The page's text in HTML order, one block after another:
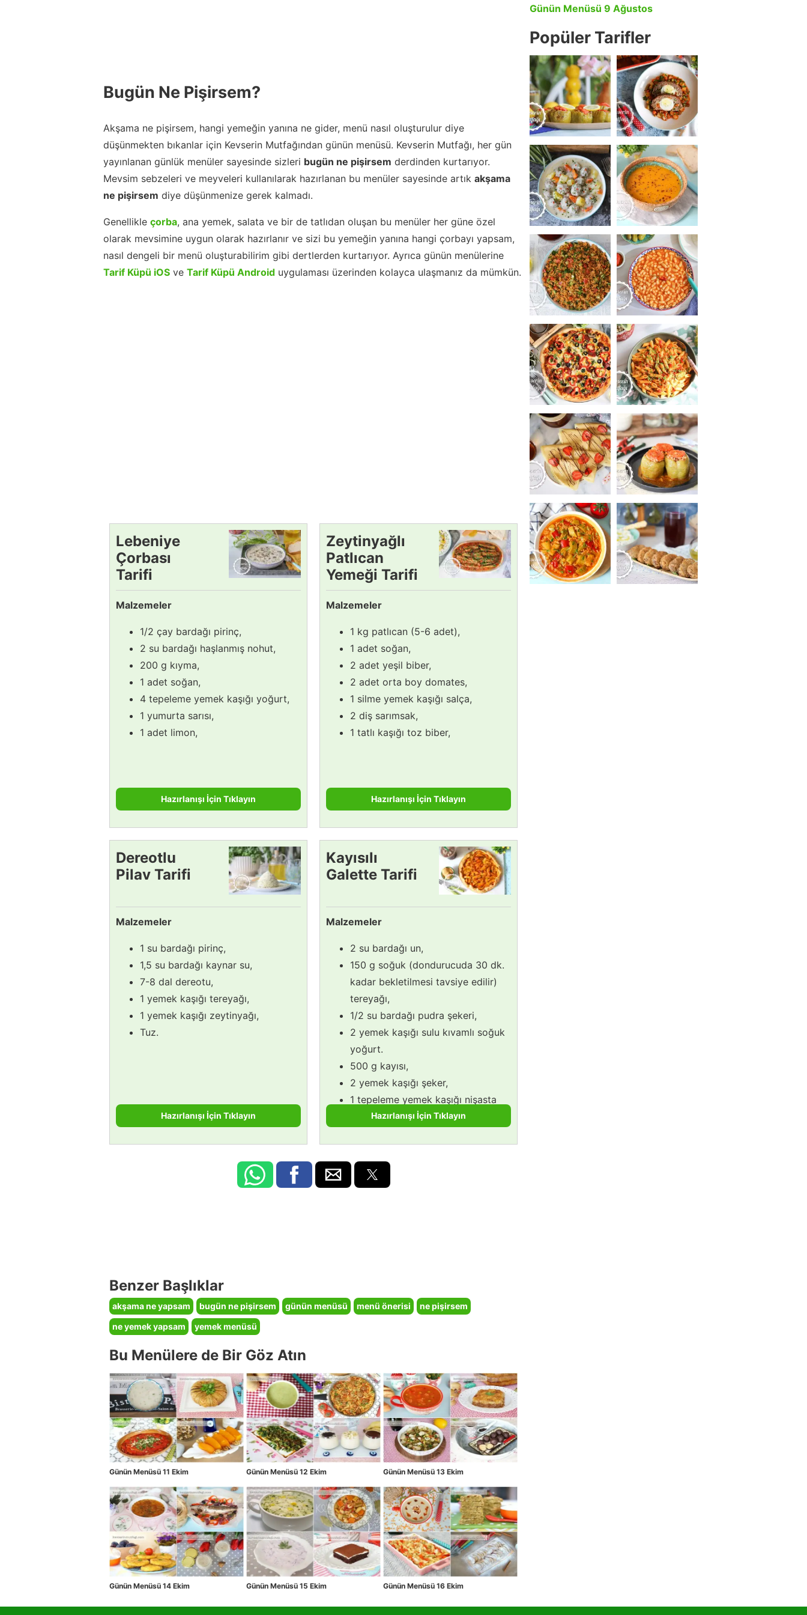
Bugün Ne Pişirsem?
Akşama ne pişirsem, hangi yemeğin yanına ne gider, menü nasıl oluşturulur diye
düşünmekten bıkanlar için Kevserin Mutfağından günün menüsü. Kevserin Mutfağı, her gün
yayınlanan günlük menüler sayesinde sizleri bugün ne pişirsem derdinden kurtarıyor.
Mevsim sebzeleri ve meyveleri kullanılarak hazırlanan bu menüler sayesinde artık akşama
ne pişirsem diye düşünmenize gerek kalmadı.
Genellikle çorba, ana yemek, salata ve bir de tatlıdan oluşan bu menüler her güne özel
olarak mevsimine uygun olarak hazırlanır ve sizi bu yemeğin yanına hangi çorbayı yapsam,
nasıl dengeli bir menü oluşturabilirim gibi dertlerden kurtarıyor. Ayrıca günün menülerine
Tarif Küpü iOS ve Tarif Küpü Android uygulaması üzerinden kolayca ulaşmanız da mümkün.
Lebeniye
Çorbası
Tarifi
Malzemeler
1/2 çay bardağı pirinç,
2 su bardağı haşlanmış nohut,
200 g kıyma,
1 adet soğan,
4 tepeleme yemek kaşığı yoğurt,
1 yumurta sarısı,
1 adet limon,
Hazırlanışı İçin Tıklayın
Zeytinyağlı
Patlıcan
Yemeği Tarifi
Malzemeler
1 kg patlıcan (5-6 adet),
1 adet soğan,
2 adet yeşil biber,
2 adet orta boy domates,
1 silme yemek kaşığı salça,
2 diş sarımsak,
1 tatlı kaşığı toz biber,
Hazırlanışı İçin Tıklayın
Dereotlu
Pilav Tarifi
Malzemeler
1 su bardağı pirinç,
1,5 su bardağı kaynar su,
7-8 dal dereotu,
1 yemek kaşığı tereyağı,
1 yemek kaşığı zeytinyağı,
Tuz.
Hazırlanışı İçin Tıklayın
Kayısılı
Galette Tarifi
Malzemeler
2 su bardağı un,
150 g soğuk (dondurucuda 30 dk.
kadar bekletilmesi tavsiye edilir)
tereyağı,
1/2 su bardağı pudra şekeri,
2 yemek kaşığı sulu kıvamlı soğuk
yoğurt.
500 g kayısı,
2 yemek kaşığı şeker,
1 tepeleme yemek kaşığı nişasta
(buğday/mısır farketmez).
Hazırlanışı İçin Tıklayın
Benzer Başlıklar
akşama ne yapsam bugün ne pişirsem günün menüsü menü önerisi
ne pişirsem
ne yemek yapsam
yemek menüsü
Bu Menülere de Bir Göz Atın
Günün Menüsü 11 Ekim Günün Menüsü 12 Ekim Günün Menüsü 13 Ekim
Günün Menüsü 14 Ekim Günün Menüsü 15 Ekim Günün Menüsü 16 Ekim
Günün Menüsü 9 Ağustos
Popüler Tarifler